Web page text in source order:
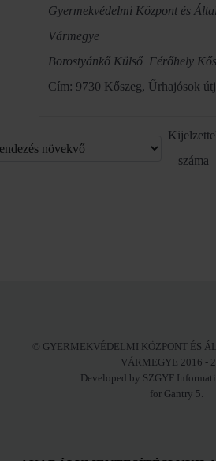
Gyermekvédelmi Központ és
Vármegye
Borostyánkő Külső Férőhely
Cím: 9730 Kőszeg, Űrhajósok
száma
© GYERMEKVÉDELMI KÖZPONT ÉS
VÁRMEGYE 2016 -
Developed by SZGYF
for Gantry 5.